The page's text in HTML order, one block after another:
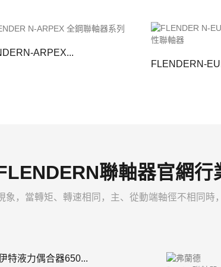
ARPEX...
FLENDERN-
聯軸器官網行
，當轉矩、轉速相同，主、從動端軸徑不相同時
特液力偶合器650...